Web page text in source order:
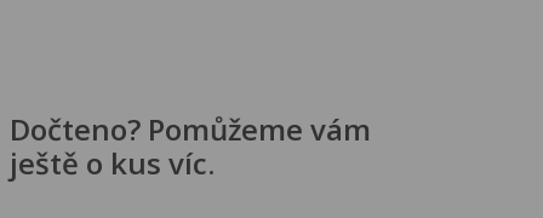
Dočteno? Pomůžeme vám
ještě o kus víc.